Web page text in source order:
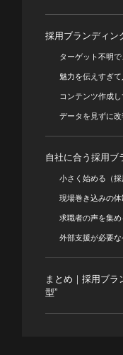
採用ブランディン
ターゲット不明
魅力を伝えすぎ
コンテンツ作成
データを見ずに
自社に合う採用ブ
小さく始める（採
現場巻き込みの体
求職者の声を集
外部支援が必要な
まとめ｜採用ブラ
型”